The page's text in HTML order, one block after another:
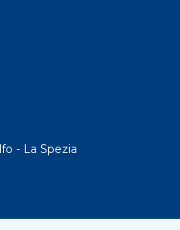
- La Spezia